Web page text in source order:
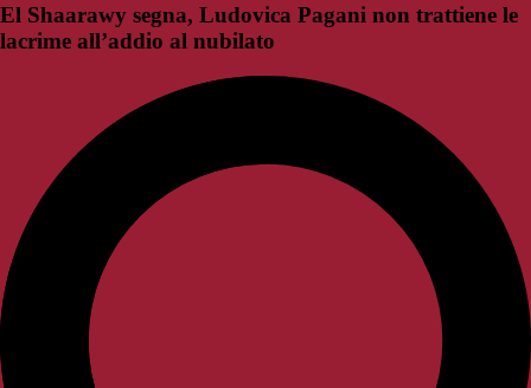
El Shaarawy segna, Ludovica Pagani non trattiene le
lacrime all’addio al nubilato